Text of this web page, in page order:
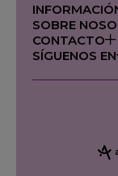
SOBRE
CONTACTO
SÍGUENOS EN